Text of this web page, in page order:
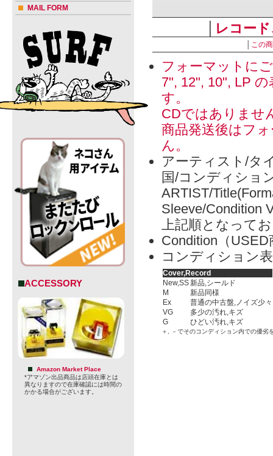
MAIL FORM
ACCESSORY
Amazon Market Place
*アマゾン出品商品は店頭在庫とは
異なりますので在庫確認には時間の
かかる場合がございます。
レコー
この
フォーマットに
7", 12", 10", LP
す。
CDではありませ
商品発送後はフ
ん。
アーティスト/タ
国/コンディショ
ARTIST/
Sleeve/Condition
上記順となって
Condition（
コンディション
Cover,Record
New,SS新品,シールド
M
新品同様
Ex
普通の中古盤,ノイズ少々
VG
多少の汚れ,キズ
G
ひどい汚れ,キズ
＋, －でそのコンディション内での優劣